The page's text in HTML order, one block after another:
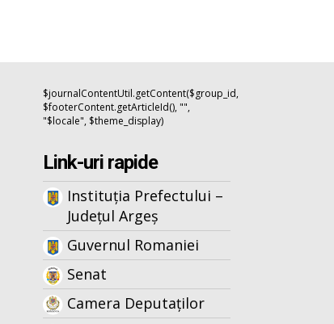
$journalContentUtil.getContent($group_id,
$footerContent.getArticleId(), "",
"$locale", $theme_display)
Link-uri rapide
Instituția Prefectului –
Județul Argeș
Guvernul Romaniei
Senat
Camera Deputaților